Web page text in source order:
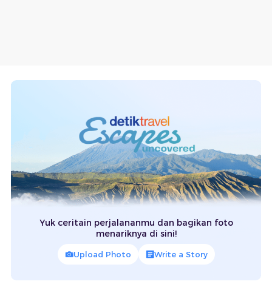
Yuk ceritain perjalananmu dan bagikan foto
menariknya di sini!
Upload Photo Write a Story